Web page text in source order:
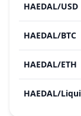
HAEDAL/USD
HAEDAL/BTC
HAEDAL/ETH
HAEDAL/